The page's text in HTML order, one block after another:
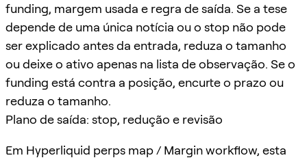
funding, margem usada e regra de saída. Se a tese
depende de uma única notícia ou o stop não pode
ser explicado antes da entrada, reduza o tamanho
ou deixe o ativo apenas na lista de observação. Se o
funding está contra a posição, encurte o prazo ou
reduza o tamanho.
Plano de saída: stop, redução e revisão
Em Hyperliquid perps map / Margin workflow, esta